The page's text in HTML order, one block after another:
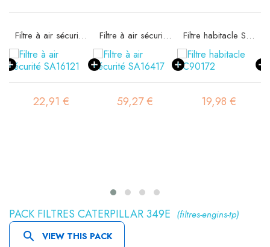
Filtre à air sécurité SA16121
22,91 €
Filtre à air sécurité SA16417
59,27 €
Filtre habitacle SC90172
19,98 €
PACK FILTRES CATERPILLAR 349E (filtres-engins-tp)
 VIEW THIS PACK